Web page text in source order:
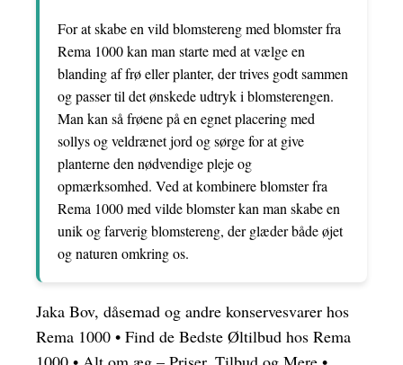
For at skabe en vild blomstereng med blomster fra
Rema 1000 kan man starte med at vælge en
blanding af frø eller planter, der trives godt sammen
og passer til det ønskede udtryk i blomsterengen.
Man kan så frøene på en egnet placering med
sollys og veldrænet jord og sørge for at give
planterne den nødvendige pleje og
opmærksomhed. Ved at kombinere blomster fra
Rema 1000 med vilde blomster kan man skabe en
unik og farverig blomstereng, der glæder både øjet
og naturen omkring os.
Jaka Bov, dåsemad og andre konservesvarer hos
Rema 1000 • Find de Bedste Øltilbud hos Rema